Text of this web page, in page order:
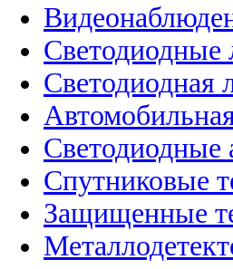
Светодиодная
Светодиодные
Спутниковые
Защищенные